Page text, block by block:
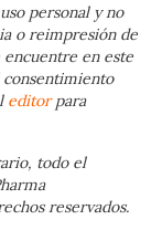
personal y no
o reimpresión de
en este
editorpara
todo el
reservados.